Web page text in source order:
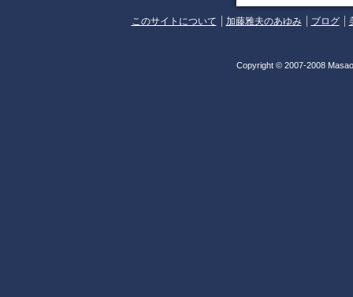
このサイトについて 加藤雅夫のあゆみ ブログ
Copyright © 2007-2008